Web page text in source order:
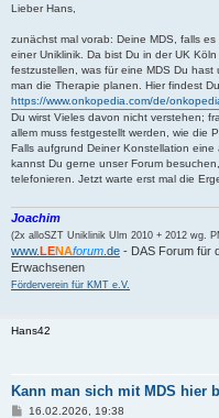
i
a
g
Lieber Hans,
zunächst mal vorab: Deine MDS, falls
einer Uniklinik. Da bist Du in der UK
festzustellen, was für eine MDS Du
man die Therapie planen. Hier findest
https://www.onkopedia.com/de/
Du wirst Vieles davon nicht verstehen;
allem muss festgestellt werden, wie die
Falls aufgrund Deiner Konstellation eine
kannst Du gerne unser Forum
telefonieren. Jetzt warte erst mal die
Joachim
(2x alloSZT Uniklinik Ulm 2010 + 2012 wg.
www.LENAforum .de - DAS Forum für
Erwachsenen
Förderverein für KMT e.V.
Hans42
Kann man sich mit MDS hier
B16.02.2026, 19:38